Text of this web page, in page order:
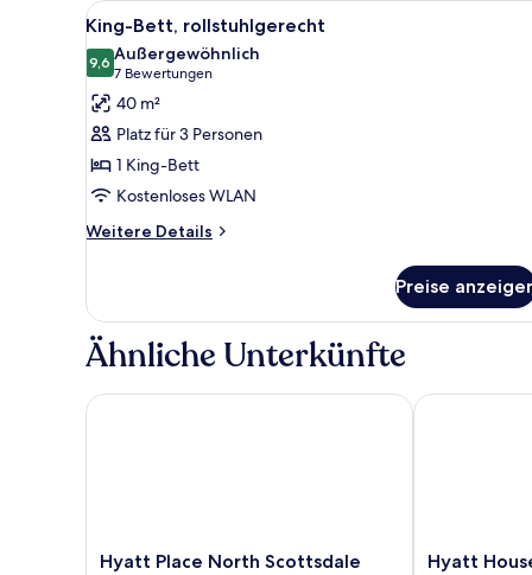
Alle
Fotos
für
King-
Bett,
rollstuhlgerecht
anzeigen
Ein Hotelzimmer mit einem
4
King-Bett, rollstuhlgerecht
9,69,6 von 10
Außergewöhnlich
7 Bewertungen
(7
Bewertungen)
40 m²
Platz für 3 Personen
1 King-Bett
Kostenloses WLAN
Weitere Details
Weitere
Bett,
rollstuhlgerecht
Preise
Ähnliche Unterkünfte
Hyatt
Hyatt Place North Scottsdale
Hyatt Place North Scottsdale
Hyatt
Hyatt
Hyatt House